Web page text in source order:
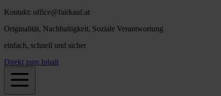
Kontakt: office@fairkauf.at
Originalität, Nachhaltigkeit, Soziale Verantwortung
einfach, schnell und sicher
Direkt zum Inhalt